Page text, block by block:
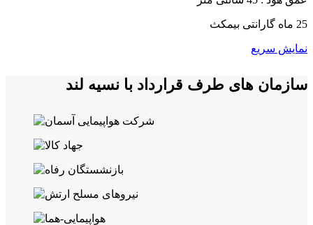
25 ماه گارانتی بیمکث
نمایش سریع
سازمان های طرف قرارداد با نسیه لند